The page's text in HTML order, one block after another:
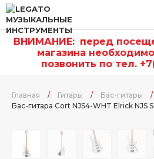
ВНИМАНИЕ: перед
магазина
позвонить по тел.
Главная / Гитары / Бас-гитары /
Бас-гитара Cort NJS4-WHT Elrick NJS